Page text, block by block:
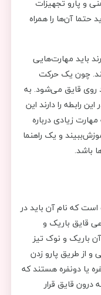
و پارو تجهیزات
آن‌ها را همراه
باید مهارت‌هایی
چون یک حرکت
روی قایق می‌شود. به
رابطه را دارند این
زیادی درباره
و یک راهنما
باشد.
که نام آن باید در
قایق باریک و
باریک و نوک تیز
و از طریق پارو زدن
یا دونفره هستند که
درون قایق قرار